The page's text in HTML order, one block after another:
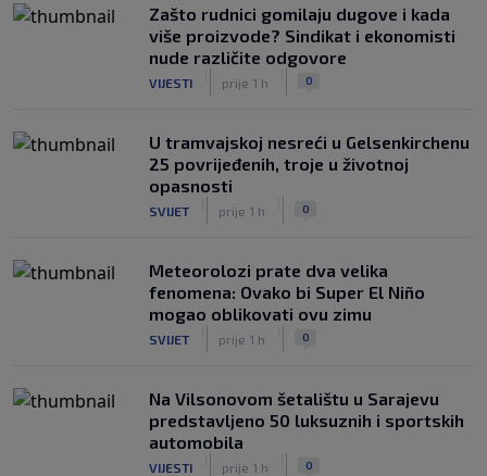
Zašto rudnici gomilaju dugove i kada
više proizvode? Sindikat i ekonomisti
nude različite odgovore
VIJESTI prije 1 h 0
U tramvajskoj nesreći u Gelsenkirchenu
25 povrijeđenih, troje u životnoj
opasnosti
SVIJET prije 1 h 0
Meteorolozi prate dva velika
fenomena: Ovako bi Super El Niño
mogao oblikovati ovu zimu
SVIJET prije 1 h 0
Na Vilsonovom šetalištu u Sarajevu
predstavljeno 50 luksuznih i sportskih
automobila
VIJESTI prije 1 h 0